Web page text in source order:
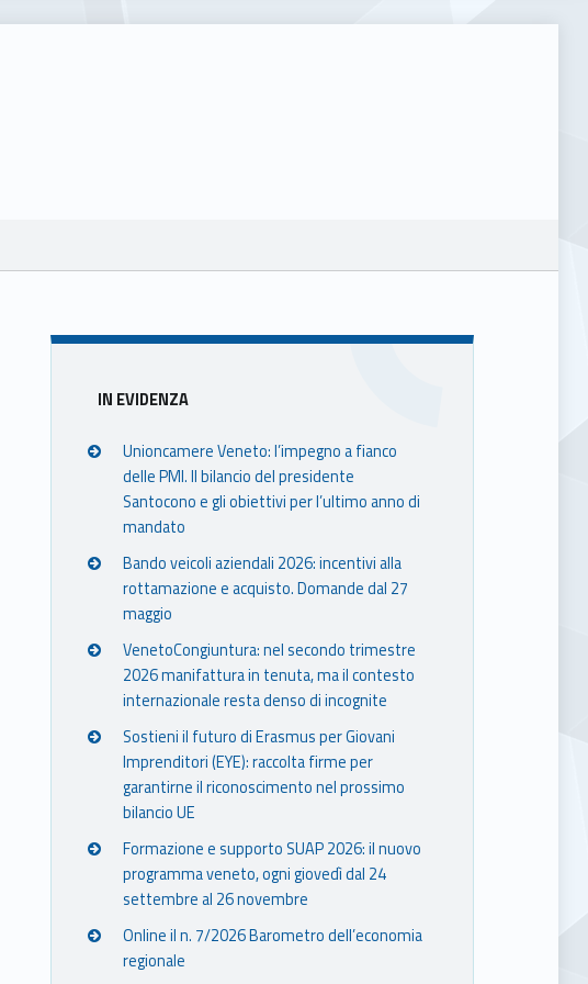
Sidebar
IN EVIDENZA
Unioncamere Veneto: l’impegno a fianco
delle PMI. Il bilancio del presidente
Santocono e gli obiettivi per l’ultimo anno di
mandato
Bando veicoli aziendali 2026: incentivi alla
rottamazione e acquisto. Domande dal 27
maggio
VenetoCongiuntura: nel secondo trimestre
2026 manifattura in tenuta, ma il contesto
internazionale resta denso di incognite
Sostieni il futuro di Erasmus per Giovani
Imprenditori (EYE): raccolta firme per
garantirne il riconoscimento nel prossimo
bilancio UE
Formazione e supporto SUAP 2026: il nuovo
programma veneto, ogni giovedì dal 24
settembre al 26 novembre
Online il n. 7/2026 Barometro dell’economia
regionale